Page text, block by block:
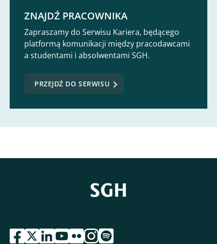
ZNAJDŹ PRACOWNIKA
Zapraszamy do Serwisu Kariera, będącego
platformą komunikacji między pracodawcami
a studentami i absolwentami SGH.
PRZEJDŹ DO SERWISU
przejdź do serwisu facebook sgh
przejdź do serwisu twitter sgh
przejdź do serwisu linkedin sgh
przejdź do serwisu youtube sgh
przejdź do serwisu flickr sgh
przejdź do serwisu instagram sgh
przejdź do serwisu spotify sgh